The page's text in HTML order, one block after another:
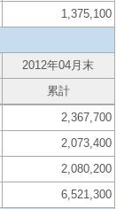
1,375,100
2012年04月末
累計
2,367,700
2,073,400
2,080,200
6,521,300